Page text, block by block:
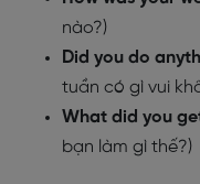
nào?)
Did you do
tuần có gì vui
What did you
bạn làm gì thế?)